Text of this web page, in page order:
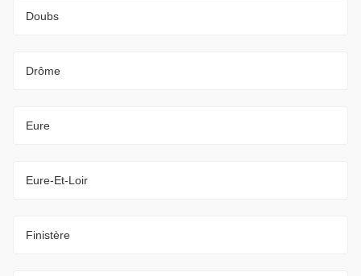
Doubs
Drôme
Eure
Eure-Et-Loir
Finistère